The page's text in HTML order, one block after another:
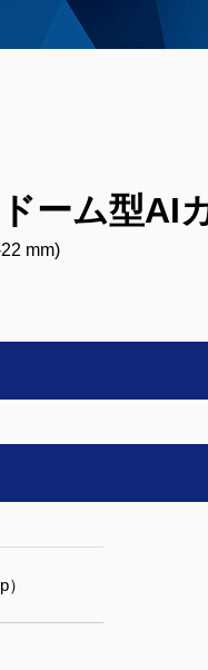
ーム型AI
mm)